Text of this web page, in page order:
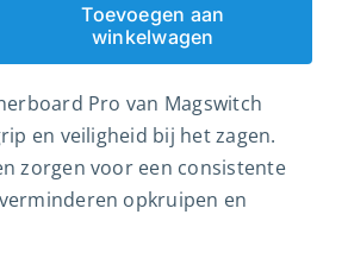
Toevoegen aan
winkelwagen
Pro van Magswitch
en veiligheid bij het zagen.
zorgen voor een consistente
opkruipen en